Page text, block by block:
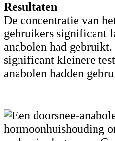
Resultaten
De concentratie van
gebruikers significant
anabolen had
significant kleinere
anabolen hadden